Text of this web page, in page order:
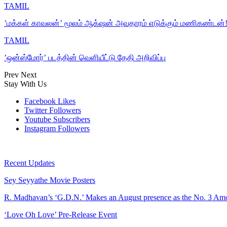
TAMIL
’மக்கள் காவலன்’ மூலம் ஆக்‌ஷன் அவதாரம் எடுக்கும் மணிகண்டன்!
TAMIL
’ஒன்ஸ்மோர்’ படத்தின் வெளியீட்டு தேதி அறிவிப்பு
Prev Next
Stay With Us
Facebook Likes
Twitter Followers
Youtube Subscribers
Instagram Followers
Recent Updates
Sey Seyyathe Movie Posters
R. Madhavan’s ‘G.D.N.’ Makes an August presence as the No. 3
‘Love Oh Love’ Pre-Release Event